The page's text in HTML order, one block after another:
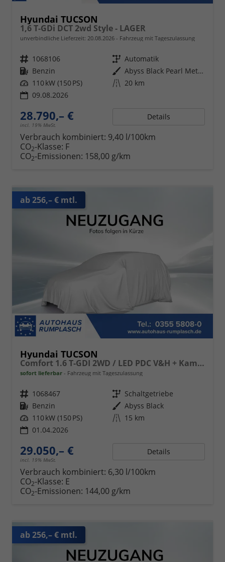
Hyundai TUCSON
1,6 T-GDi DCT 2wd Style - LAGER
unverbindliche Lieferzeit: 20.08.2026 Fahrzeug mit Tageszulassung
Fahrzeugnr. 1068106 Getriebe Automatik
Kraftstoff Benzin Außenfarbe
Abyss Black Pearl Metallic ()
Leistung 110 kW (150 PS) Kilometerstand 20 km
09.08.2026
28.790,– €
incl. 19% MwSt.
Details
Verbrauch kombiniert: 9,40 l/100km
CO2-Klasse: F
CO2-Emissionen: 158,00 g/km
ab 256,– € mtl.
Hyundai TUCSON
Comfort 1.6 T-GDI 2WD / LED PDC V&H + Kamera Sitz Lenkradheizung Alu 18"
sofort lieferbar Fahrzeug mit Tageszulassung
Fahrzeugnr. 1068467 Getriebe Schaltgetriebe
Kraftstoff Benzin Außenfarbe Abyss Black
Leistung 110 kW (150 PS) Kilometerstand 15 km
01.04.2026
29.050,– €
incl. 19% MwSt.
Details
Verbrauch kombiniert: 6,30 l/100km
CO2-Klasse: E
CO2-Emissionen: 144,00 g/km
ab 256,– € mtl.